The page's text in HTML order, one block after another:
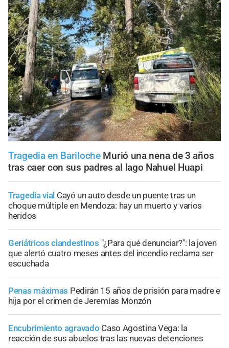
Tragedia en Bariloche Murió una nena de 3 años
tras caer con sus padres al lago Nahuel Huapi
Tragedia vial Cayó un auto desde un puente tras un
choque múltiple en Mendoza: hay un muerto y varios
heridos
Geriátricos clandestinos "¿Para qué denunciar?": la joven
que alertó cuatro meses antes del incendio reclama ser
escuchada
Penas máximas Pedirán 15 años de prisión para madre e
hija por el crimen de Jeremías Monzón
Encubrimiento agravado Caso Agostina Vega: la
reacción de sus abuelos tras las nuevas detenciones